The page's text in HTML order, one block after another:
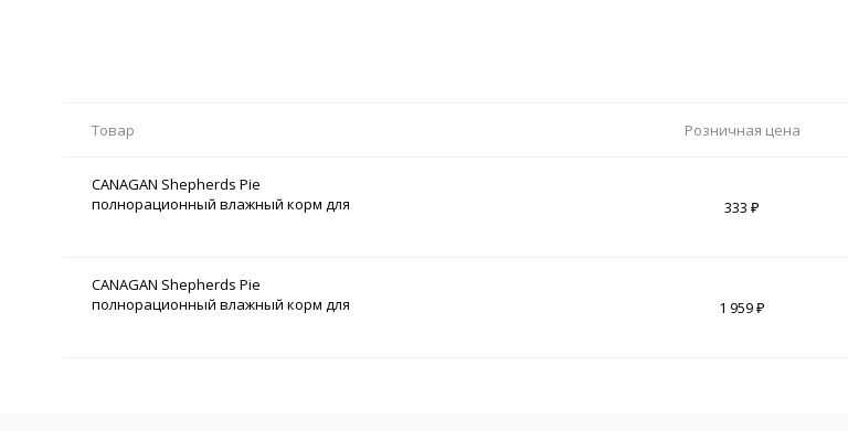
Товар Розничная цена
CANAGAN Shepherds Pie
полнорационный влажный корм для
333 ₽
CANAGAN Shepherds Pie
полнорационный влажный корм для
1 959 ₽